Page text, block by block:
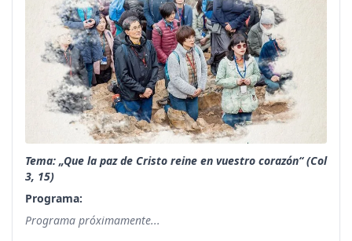
Tema: „Que la paz de Cristo reine en vuestro corazón“ (Col
3, 15)
Programa:
Programa próximamente...